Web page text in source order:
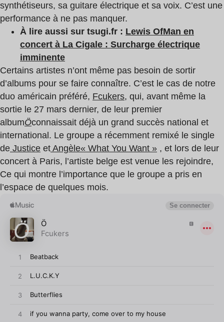
synthétiseurs, sa guitare électrique et sa voix. C’est une
performance à ne pas manquer.
À lire aussi sur tsugi.fr : Lewis OfMan en
concert à La Cigale : Surcharge électrique
imminente
Certains artistes n’ont même pas besoin de sortir
d’albums pour se faire connaître. C’est le cas de notre
duo américain préféré, Fcukers, qui, avant même la
sortie le 27 mars dernier, de leur premier
albumÖconnaissait déjà un grand succès national et
international. Le groupe a récemment remixé le single
de Justice et Angèle« What You Want » , et lors de leur
concert à Paris, l’artiste belge est venue les rejoindre,
Ce qui montre l’importance que le groupe a pris en
l’espace de quelques mois.